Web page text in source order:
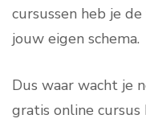
cursussen heb je
jouw eigen schema.
Dus waar wacht je
gratis online cursus